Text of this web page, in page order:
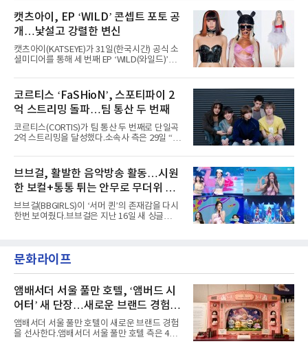
코르티스 등 K팝 스타들이 출연진 명단에 이름
을 올렸다.이날 에스파는
AxMxP는 데뷔 전부터 버스킹과 각종 페스티벌,
공연 무대에 오르며 실전 경험을 쌓아왔다.이들
은 소속사 패밀리 콘서트를 비롯해 '뷰티풀 민트
라이프 2025', '2025 부산국제록페스티벌' 등 대
형 무대에 잇달아 출연해 당찬 에너지와 풋풋한
매력으로 음악팬들의 눈도장을 찍었다.이후
AxMxP는 '카운트다운 판타지 2025-2026',
정적인 실력을 입증했고, 올해 '2026 어썸뮤직
페스티벌', '뷰티풀 민트 라이프 2026', '2026
캣츠아이, EP ‘WILD’ 콘셉트 포토 공
개…낯설고 강렬한 변신
캣츠아이(KATSEYE)가 31일(한국시간) 공식 소
셜미디어를 통해 세 번째 EP ‘WILD(와일드)’의
heart(와일드 하트)’라는 제목이 붙은 콘셉트 포
토에는 멤버들의 본능적이고 야성적인 면모가
강렬하게 담겼다. 짙은 아이섀도와 푸른빛·금빛·
붉은빛의 컬러 렌즈가 비현실적인 분위기를 자
아내고, 여러 원색이 불규칙하게 뒤섞인 멀티컬
러 헤어와 과감한 블루·블랙 립 메이크업이 낯설
고도 매혹적인 비주얼을 완성했다.스타일링 역
엣을 거침없이 결합했다. 멤버들은 각기 다른 개
성을 살린 스타일링을 선
코르티스 ‘FaSHioN’, 스포티파이 2
억 스트리밍 돌파…팀 통산 두 번째
코르티스(CORTIS)가 팀 통산 두 번째로 단일곡
2억 스트리밍을 달성했다.소속사 측은 29일 “코
벌 오디오·음원 스트리밍 플랫폼 스포티파이에
서 27일 자로 누적 재생 수 2억 회를 돌파했
다”고 밝혔다.곡이 발표된 지 약 10개월 만이다.
팀의 첫 번째 2억 스트리밍 곡은 동일 음반에 수
록된 ‘GO!’다. 이 노래는 공개 약 9개월 만인 지
난달 26일 자에 2억 고지를 밟았다. 이는 최근 5
년 내 데뷔한 보이그룹의 곡 중 최단기 2억 달성
했다. “내 티, 5 bucks 바지는, 만원” 등 멤버들
의 라이프 스타일
브브걸, 활발한 음악방송 활동…시원
한 보컬+통통 튀는 안무로 무더위 사
냥
브브걸(BBGIRLS)이 ‘서머 퀸’의 존재감을 다시
한번 보여줬다.브브걸은 지난 16일 새 싱글
MBC '쇼! 음악중심', SBS '인기가요' 등 주요 음
악방송 무대에 올라 화려한 퍼포먼스를 펼쳤다.
력을 앞세워 매 무대 색다른 볼거리를 선사했다.
특히 화사한 파스텔 톤의 비치웨어부터 청량한
마린룩, 햇살 아래 반짝이는 물결을 연상시키는
스커트, 강렬한 붉은 계열의 스타일링까지 각기
다른 매력을 선보였다. 브브걸은 다채로운 여름
패션을 완벽하게 소화하며 보
문화라이프
앰배서더 서울 풀만 호텔, ‘앰버드 시
어터’ 새 단장…새로운 브랜드 경험 선
사
앰배서더 서울 풀만 호텔이 새로운 브랜드 경험
을 선사한다.앰배서더 서울 풀만 호텔 측은 4일